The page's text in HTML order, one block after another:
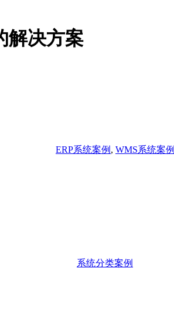
解决方案
ERP系统案例 , WMS系统案例
系统分类案例